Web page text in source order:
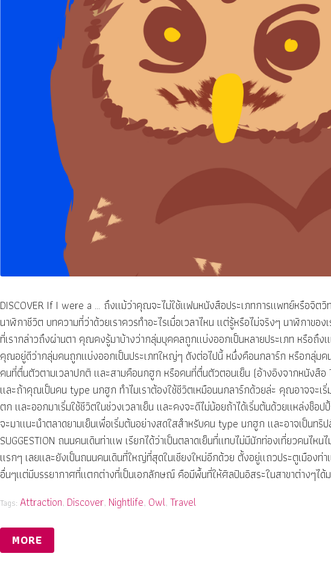
DISCOVER If I were a … ถึงแม้ว่าคุณจะไม่ใช้แฟนหนังสือประเภทการแพทย์หรือจิต
นาฬิกาชีวิต บทความที่ว่าด้วยเราควรทำอะไรเมื่อเวลาไหน แต่รู้หรือไม่จริงๆ นาฬิกาขอ
ที่เรากล่าวถึงผ่านตา คุณคงรู้มาบ้างว่ากลุ่มบุคคลถูกแบ่งออกเป็นหลายประเภท หรือถึง
คุณอยู่ดีว่ากลุ่มคนถูกแบ่งออกเป็นประเภทใหญ่ๆ ดังต่อไปนี้ หนึ่งคือนกลาร์ก หรือกลุ่ม
คนที่ตื่นตัวตามเวลาปกติ และสามคือนกฮูก หรือคนที่ตื่นตัวตอนเย็น (อ้างอิงจากหนังสือ
และถ้าคุณเป็นคน type นกฮูก ทำไมเราต้องใช้ชีวิตเหมือนนกลาร์กด้วยล่ะ คุณอาจจะเ
ตก และออกมาเริ่มใช้ชีวิตในช่วงเวลาเย็น และคงจะดีไม่น้อยถ้าได้เริ่มต้นด้วยแหล่งช็อป
จะมาแนะนำตลาดยามเย็นเพื่อเริ่มต้นอย่างสดใสสำหรับคน type นกฮูก และอาจเป็นท
SUGGESTION ถนนคนเดินท่าแพ เรียกได้ว่าเป็นตลาดเย็นที่แทบไม่มีนักท่องเที่ยวคนไ
แรกๆ เลยและยังเป็นถนนคนเดินที่ใหญ่ที่สุดในเชียงใหม่อีกด้วย ตั้งอยู่แถวประตูเมือง
อื่นๆแต่มีบรรยากาศที่แตกต่างที่เป็นเอกลักษณ์ คือมีพื้นที่ให้ศิลปินอิสระในสาขาต่างๆได้ม
Tags: Attraction, Discover, Nightlife, Owl, Travel
MORE